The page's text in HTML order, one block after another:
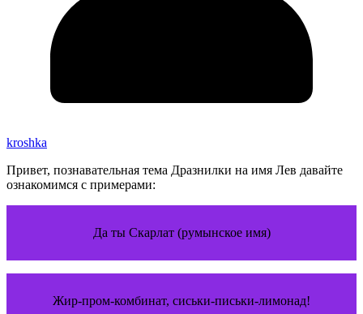
kroshka
Привет, познавательная тема Дразнилки на имя Лев давайте
ознакомимся с примерами:
Да ты Скарлат (румынское имя)
Жир-пром-комбинат, сиськи-письки-лимонад!